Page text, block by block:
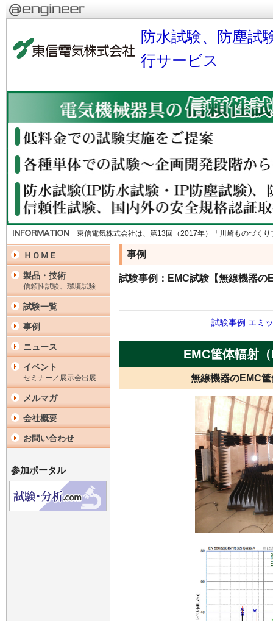
防水試験、防塵試
行サービス
東信電気株式会社は、第13回（2017年）「川崎ものづく
事例
試験事例：EMC試験【無線機器
試験事例 エミ
EMC筐体輻射
無線機器のEMC
ＨＯＭＥ
製品・技術
信頼性試験、環境試験
試験一覧
事例
ニュース
イベント
セミナー／展示会出展
メルマガ
会社概要
お問い合わせ
参加ポータル